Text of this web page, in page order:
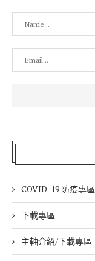
COVID-19 防疫專區
下載專區
主軸介紹/下載專區